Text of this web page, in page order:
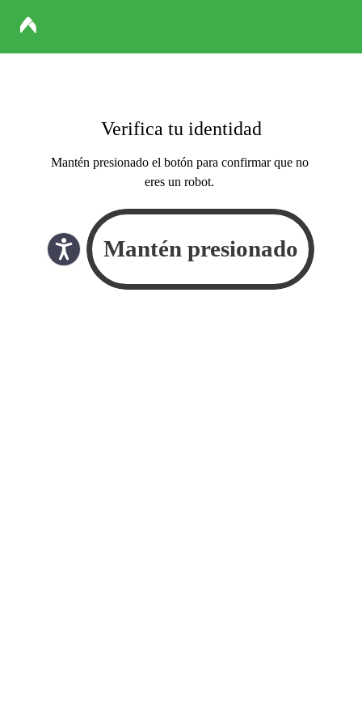
Verifica tu identidad
Mantén presionado el botón para confirmar que no
eres un robot.